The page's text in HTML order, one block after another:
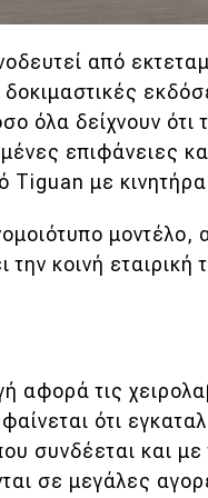
από
όλα δείχνουν ότι
επιφάνειες
Tiguan με
μοντέλο,
την κοινή
αφορά τις
ότι
συνδέεται και με
σε μεγάλες